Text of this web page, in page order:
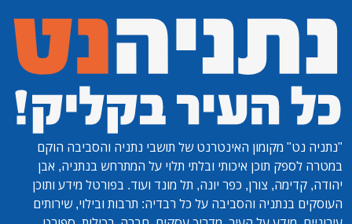
"נתניה נט" מקומון האינטרנט של תושבי נתניה והסביבה הוקם
במטרה לספק תוכן איכותי ובלתי תלוי על המתרחש בנתניה, אבן
יהודה, קדימה, צורן, כפר יונה, תל מונד ועוד. בפורטל מידע ותוכן
העוסקים בנתניה והסביבה על כל רבדיה: תרבות ובילוי, שירותים